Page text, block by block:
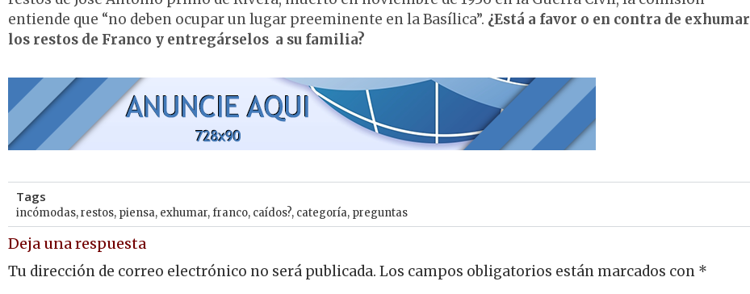
entiende que “no deben ocupar un lugar preeminente en la Basílica”. ¿Está a favor o en contra de exhumar
los restos de Franco y entregárselos a su familia?
Tags
incómodas,restos, piensa, exhumar,franco, caídos?, categoría, preguntas
Deja una respuesta
Tu dirección de correo electrónico no será publicada. Los campos obligatorios están marcados con *